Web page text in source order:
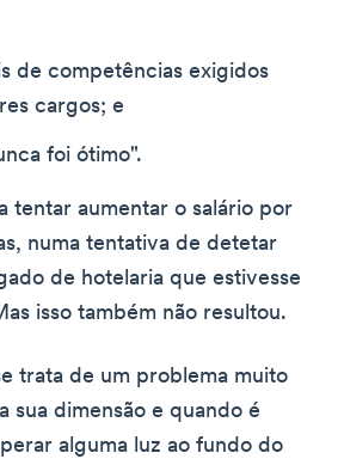
de competências exigidos
cargos; e
foi ótimo".
tentar aumentar o salário por
numa tentativa de detetar
de hotelaria que estivesse
isso também não resultou.
trata de um problema muito
sua dimensão e quando é
alguma luz ao fundo do